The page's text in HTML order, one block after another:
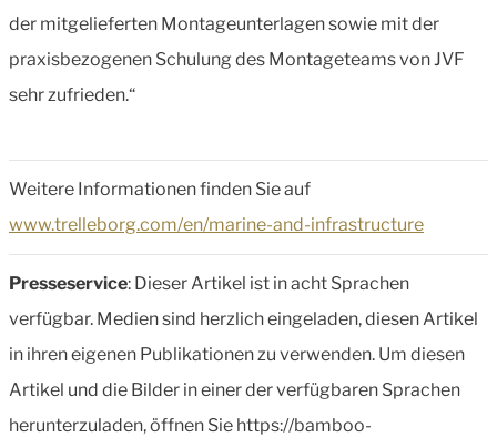
der mitgelieferten Montageunterlagen sowie mit der
praxisbezogenen Schulung des Montageteams von JVF
sehr zufrieden.“
Weitere Informationen finden Sie auf
www.trelleborg.com/en/marine-and-infrastructure
Presseservice: Dieser Artikel ist in acht Sprachen
verfügbar. Medien sind herzlich eingeladen, diesen Artikel
in ihren eigenen Publikationen zu verwenden. Um diesen
Artikel und die Bilder in einer der verfügbaren Sprachen
herunterzuladen, öffnen Sie https://bamboo-